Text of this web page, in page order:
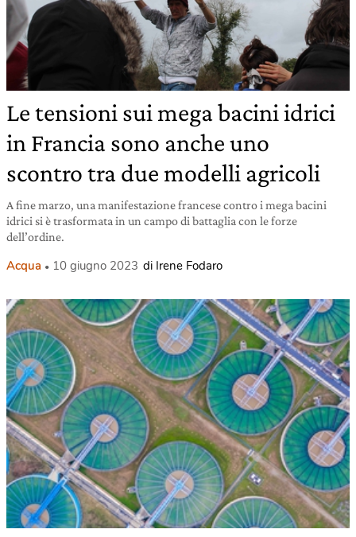
Le tensioni sui mega bacini idrici
in Francia sono anche uno
scontro tra due modelli agricoli
A fine marzo, una manifestazione francese contro i mega bacini
idrici si è trasformata in un campo di battaglia con le forze
dell’ordine.
Acqua 10 giugno 2023 di Irene Fodaro